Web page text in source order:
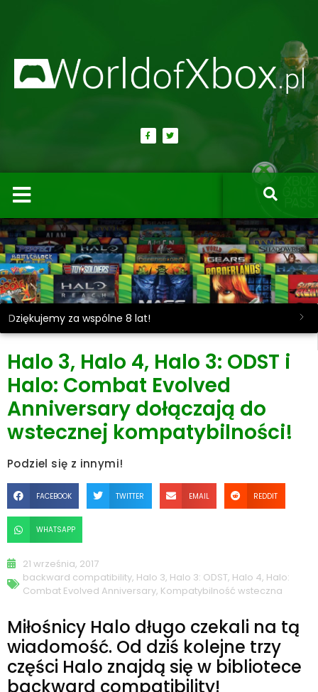
Dziękujemy za wspólne 8 lat!
Halo 3, Halo 4, Halo 3: ODST i
Halo: Combat Evolved
Anniversary dołączają do
wstecznej kompatybilności!
Podziel się z innymi!
FACEBOOK TWITTER EMAIL REDDIT
WHATSAPP
21 września, 2017
backward compatibility, Halo 3, Halo 3: ODST, Halo 4, Halo:
Combat Evolved Anniversary, Kompatybilność wsteczna
Miłośnicy Halo długo czekali na tą
wiadomość. Od dziś kolejne trzy
części Halo znajdą się w bibliotece
backward compatibility!